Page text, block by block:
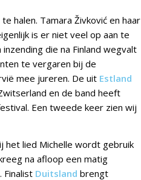
halen. Tamara Živković en haar
is er niet veel op aan te
die na Finland wegvalt
te vergaren bij de
mee jureren. De uit Estland
en de band heeft
Een tweede keer zien wij
het lied Michelle wordt gebruik
na afloop een matig
Finalist Duitsland brengt